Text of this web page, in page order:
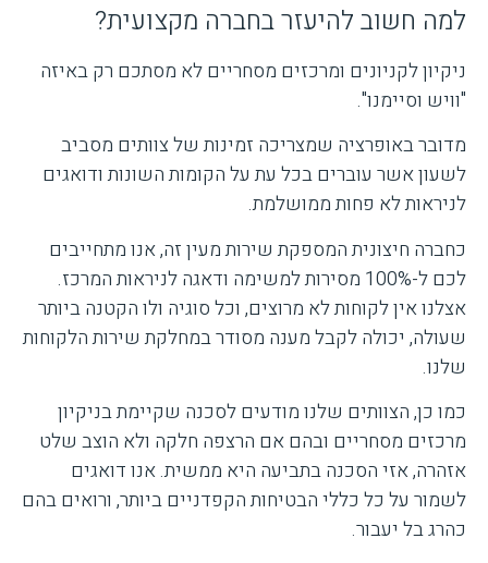
למה חשוב להיעזר בחברה מקצועית?
ניקיון לקניונים ומרכזים מסחריים לא מסתכם רק באיזה
"וויש וסיימנו".
מדובר באופרציה שמצריכה זמינות של צוותים מסביב
לשעון אשר עוברים בכל עת על הקומות השונות ודואגים
לניראות לא פחות ממושלמת.
כחברה חיצונית המספקת שירות מעין זה, אנו מתחייבים
לכם ל-100% מסירות למשימה ודאגה לניראות המרכז.
אצלנו אין לקוחות לא מרוצים, וכל סוגיה ולו הקטנה ביותר
שעולה, יכולה לקבל מענה מסודר במחלקת שירות הלקוחות
שלנו.
כמו כן, הצוותים שלנו מודעים לסכנה שקיימת בניקיון
מרכזים מסחריים ובהם אם הרצפה חלקה ולא הוצב שלט
אזהרה, אזי הסכנה בתביעה היא ממשית. אנו דואגים
לשמור על כל כללי הבטיחות הקפדניים ביותר, ורואים בהם
כהרג בל יעבור.